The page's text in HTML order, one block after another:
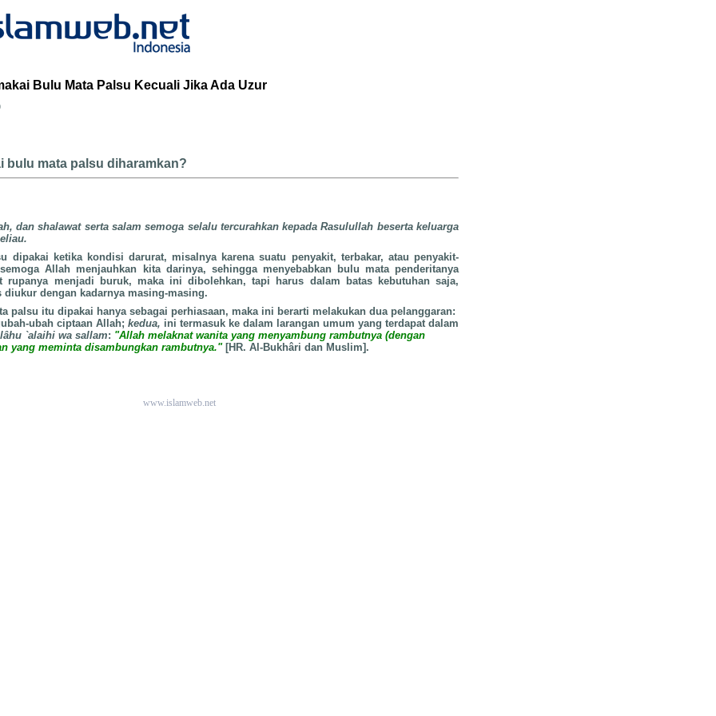
Bulu Mata Palsu Kecuali Jika Ada Uzur
bulu mata palsu diharamkan?
dan shalawat serta salam semoga selalu tercurahkan kepada Rasulullah beserta keluarga
dipakai ketika kondisi darurat, misalnya karena suatu penyakit, terbakar, atau penyakit-
Allah menjauhkan kita darinya, sehingga menyebabkan bulu mata penderitanya
rupanya menjadi buruk, maka ini dibolehkan, tapi harus dalam batas kebutuhan saja,
diukur dengan kadarnya masing-masing.
palsu itu dipakai hanya sebagai perhiasaan, maka ini berarti melakukan dua pelanggaran:
ubah ciptaan Allah; kedua, ini termasuk ke dalam larangan umum yang terdapat dalam
`alaihi wa sallam: "Allah melaknat wanita yang menyambung rambutnya (dengan
yang meminta disambungkan rambutnya."[HR. Al-Bukhâri dan Muslim].
www.islamweb.net